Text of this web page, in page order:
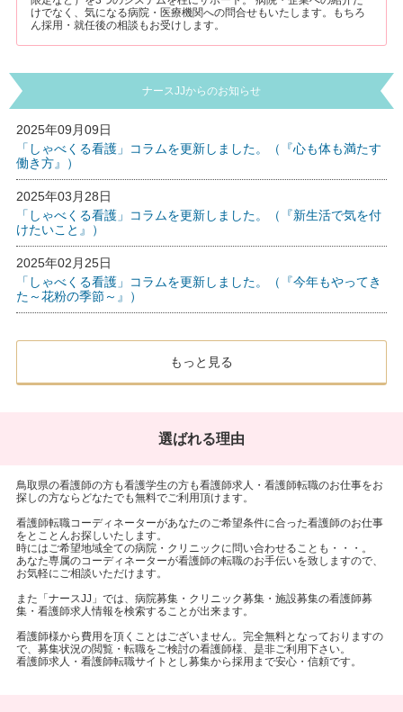
けでなく、気になる病院・医療機関への問合せもいたします。もちろ
ん採用・就任後の相談もお受けします。
ナースJJからのお知らせ
2025年09月09日
「しゃべくる看護」コラムを更新しました。（『心も体も満たす
働き方』）
2025年03月28日
「しゃべくる看護」コラムを更新しました。（『新生活で気を付
けたいこと』）
2025年02月25日
「しゃべくる看護」コラムを更新しました。（『今年もやってき
た～花粉の季節～』）
もっと見る
選ばれる理由
鳥取県の看護師の方も看護学生の方も看護師求人・看護師転職のお仕事をお
探しの方ならどなたでも無料でご利用頂けます。
看護師転職コーディネーターがあなたのご希望条件に合った看護師のお仕事
をとことんお探しいたします。
時にはご希望地域全ての病院・クリニックに問い合わせることも・・・。
あなた専属のコーディネーターが看護師の転職のお手伝いを致しますので、
お気軽にご相談いただけます。
また「ナースJJ」では、病院募集・クリニック募集・施設募集の看護師募
集・看護師求人情報を検索することが出来ます。
看護師様から費用を頂くことはございません。完全無料となっておりますの
で、募集状況の閲覧・転職をご検討の看護師様、是非ご利用下さい。
看護師求人・看護師転職サイトとし募集から採用まで安心・信頼です。